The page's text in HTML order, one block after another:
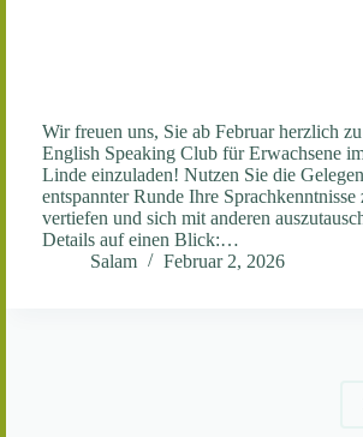
Wir freuen uns, Sie ab Februar herzlich
English Speaking Club für Erwachsene
Linde einzuladen! Nutzen Sie die
entspannter Runde Ihre Sprachkenntnisse
vertiefen und sich mit anderen
Details auf einen Blick:…
Salam
Februar 2, 2026